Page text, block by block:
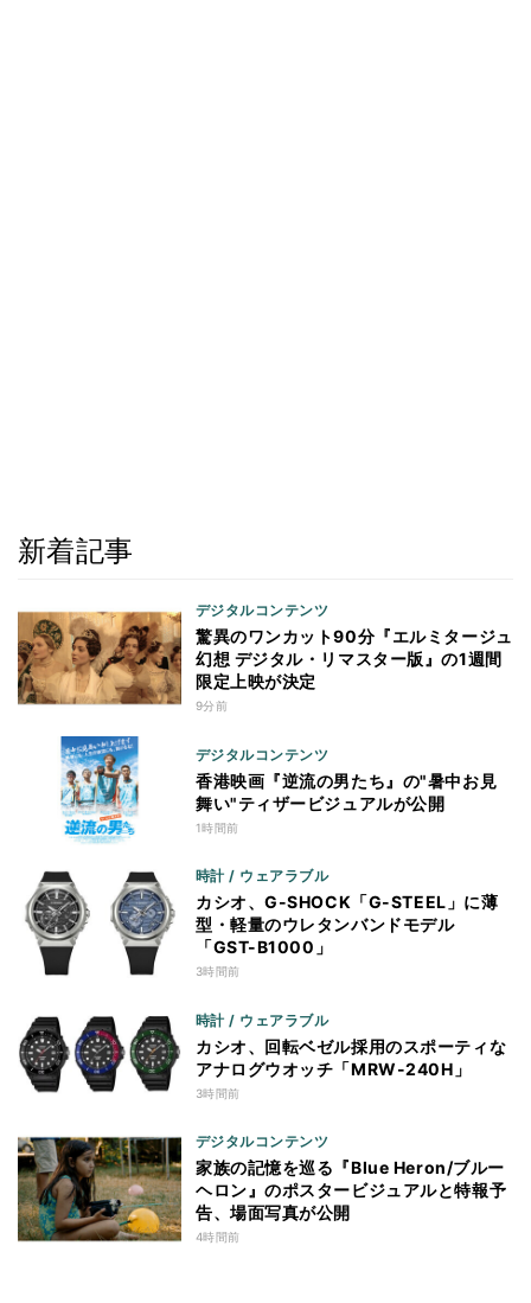
新着記事
デジタルコンテンツ
驚異のワンカット90分『エルミタージュ
幻想 デジタル・リマスター版』の1週間
限定上映が決定
9分前
デジタルコンテンツ
香港映画『逆流の男たち』の"暑中お見
舞い"ティザービジュアルが公開
1時間前
時計 / ウェアラブル
カシオ、G-SHOCK「G-STEEL」に薄
型・軽量のウレタンバンドモデル
「GST-B1000」
3時間前
時計 / ウェアラブル
カシオ、回転ベゼル採用のスポーティな
アナログウオッチ「MRW-240H」
3時間前
デジタルコンテンツ
家族の記憶を巡る『Blue Heron/ブルー
ヘロン』のポスタービジュアルと特報予
告、場面写真が公開
4時間前